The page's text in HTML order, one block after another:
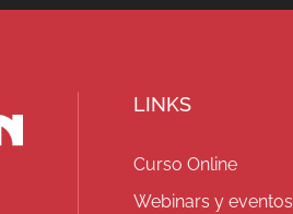
LINKS
Curso Online
Webinars y eventos